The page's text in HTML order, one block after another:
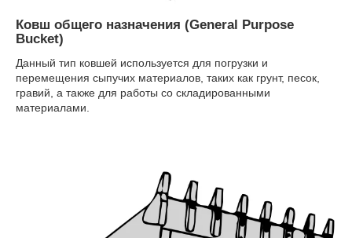
Ковш общего назначения (General Purpose
Bucket)
Данный тип ковшей используется для погрузки и
перемещения сыпучих материалов, таких как грунт, песок,
гравий, а также для работы со складированными
материалами.